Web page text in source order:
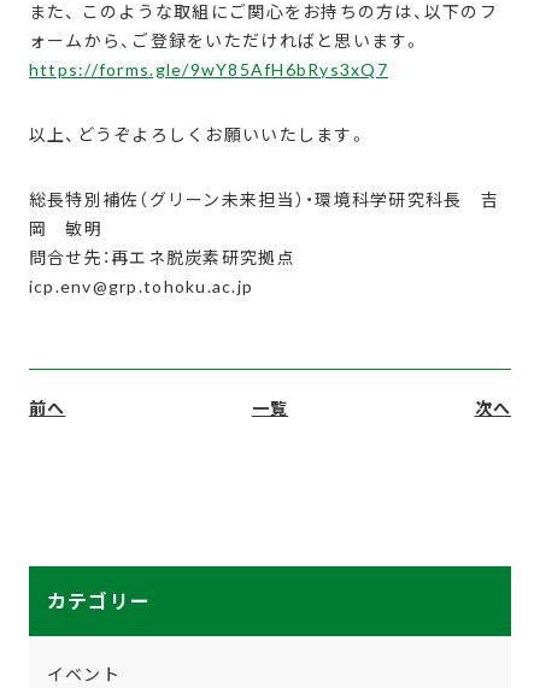
また、 このような取組にご関心をお持ちの方は、以下のフ
ォームから、ご登録をいただければと思います。
https://forms.gle/9wY85AfH6bRys3xQ7
以上、どうぞよろしくお願いいたします。
総長特別補佐（グリーン未来担当）・環境科学研究科長 吉
岡 敏明
問合せ先：再エネ脱炭素研究拠点
icp.env@grp.tohoku.ac.jp
前へ 一覧 次へ
カテゴリー
イベント